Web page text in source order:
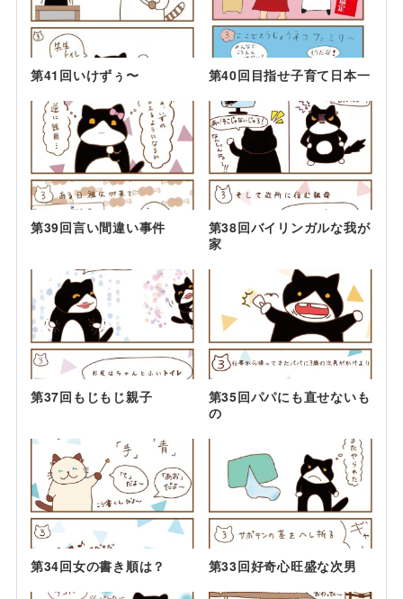
第41回いけずぅ〜 第40回目指せ子育て日本一
第39回言い間違い事件
第38回バイリンガルな我が
家
第37回もじもじ親子
第35回パパにも直せないも
の
第34回女の書き順は？ 第33回好奇心旺盛な次男